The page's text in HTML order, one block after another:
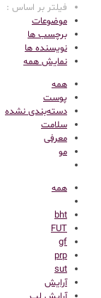
فیلتر بر اساس :
موضوعات
برچسب ها
نویسنده ها
نمایش همه
همه
پوست
دسته‌بندی نشده
سلامت
معرفی
مو
همه
bht
FUT
gf
prp
sut
آرایش